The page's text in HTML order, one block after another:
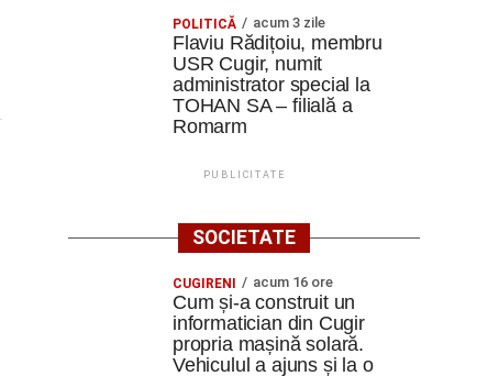
POLITICĂ acum 3 zile
Flaviu Rădițoiu, membru
USR Cugir, numit
administrator special la
TOHAN SA – filială a
Romarm
PUBLICITATE
SOCIETATE
CUGIRENI acum 16 ore
Cum și-a construit un
informatician din Cugir
propria mașină solară.
Vehiculul a ajuns și la o